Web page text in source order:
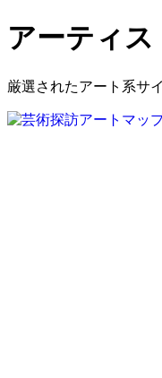
アーティ
厳選されたアート系サ